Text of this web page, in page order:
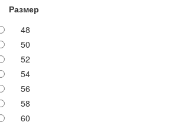
Размер
48
50
52
54
56
58
60